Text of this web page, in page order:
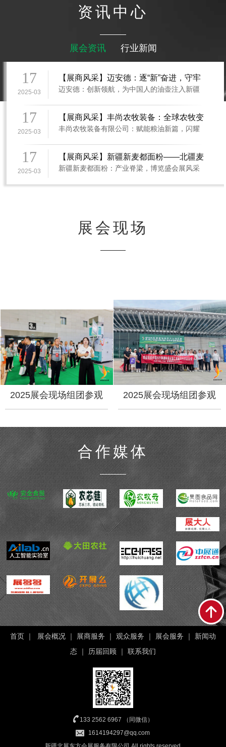
资讯中心
展会资讯 行业新闻
17
2025-03
【展商风采】迈安德：逐“新”奋进，守牢
中国人餐桌油壶防线
迈安德：创新领航，为中国人的油壶注入新疆
地以“科技创新”作为破浪前行的第一驱动力，
向“新”求“质”，一路开拓，撞开了发展的崭新天
17
2025-03
【展商风采】丰尚农牧装备：全球农牧变
革引擎，智启粮食加工产业新程
丰尚农牧装备有限公司：赋能粮油新篇，闪耀
风姿带到了新疆这片充满潜力的土地，携手新
疆粮油食品产业博览会，开启一场全新的产业
17
2025-03
【展商风采】新疆新麦都面粉——北疆麦
香之源，铸就舌尖臻品
新疆新麦都面粉：产业脊梁，博览盛会展风采
麦都面粉有限公司宛如一颗闪耀的明珠，肩负
关键一员、乌鲁木齐市成品面粉重点储备单位
以及商务粮食…
展会现场
2025展会现场组团参观
2025展会现场组团参观
2025展会现场组团参观
2025展会现场组团参观
合作媒体
首页｜ 展会概况｜ 展商服务 ｜ 观众服务 ｜ 展会服务 ｜ 新闻动
态｜ 历届回顾｜ 联系我们
133 2562 6967 （同微信）
1614194297@qq.com